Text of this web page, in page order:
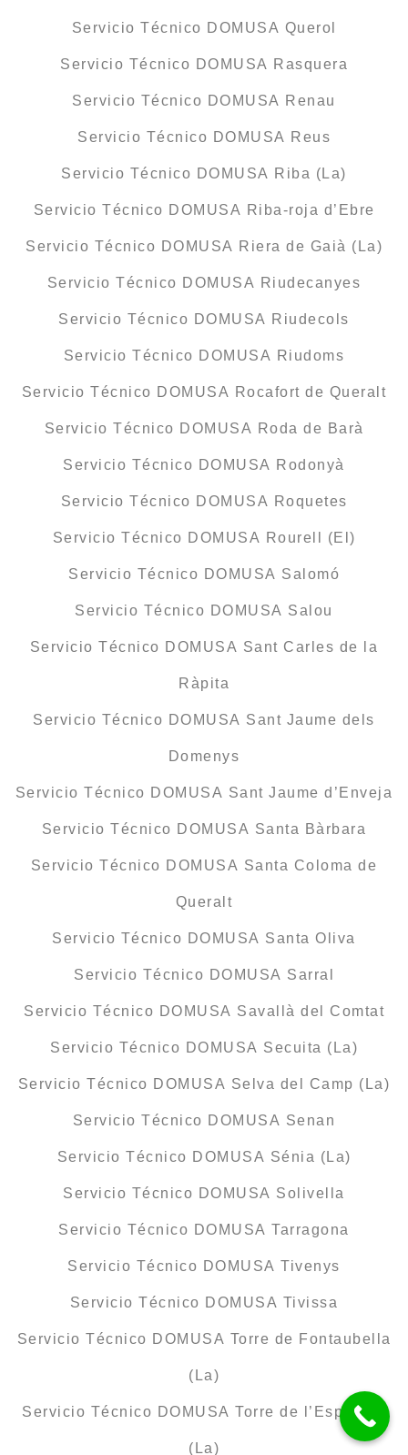
Servicio Técnico DOMUSA Querol
Servicio Técnico DOMUSA Rasquera
Servicio Técnico DOMUSA Renau
Servicio Técnico DOMUSA Reus
Servicio Técnico DOMUSA Riba (La)
Servicio Técnico DOMUSA Riba-roja d’Ebre
Servicio Técnico DOMUSA Riera de Gaià (La)
Servicio Técnico DOMUSA Riudecanyes
Servicio Técnico DOMUSA Riudecols
Servicio Técnico DOMUSA Riudoms
Servicio Técnico DOMUSA Rocafort de Queralt
Servicio Técnico DOMUSA Roda de Barà
Servicio Técnico DOMUSA Rodonyà
Servicio Técnico DOMUSA Roquetes
Servicio Técnico DOMUSA Rourell (El)
Servicio Técnico DOMUSA Salomó
Servicio Técnico DOMUSA Salou
Servicio Técnico DOMUSA Sant Carles de la
Ràpita
Servicio Técnico DOMUSA Sant Jaume dels
Domenys
Servicio Técnico DOMUSA Sant Jaume d’Enveja
Servicio Técnico DOMUSA Santa Bàrbara
Servicio Técnico DOMUSA Santa Coloma de
Queralt
Servicio Técnico DOMUSA Santa Oliva
Servicio Técnico DOMUSA Sarral
Servicio Técnico DOMUSA Savallà del Comtat
Servicio Técnico DOMUSA Secuita (La)
Servicio Técnico DOMUSA Selva del Camp (La)
Servicio Técnico DOMUSA Senan
Servicio Técnico DOMUSA Sénia (La)
Servicio Técnico DOMUSA Solivella
Servicio Técnico DOMUSA Tarragona
Servicio Técnico DOMUSA Tivenys
Servicio Técnico DOMUSA Tivissa
Servicio Técnico DOMUSA Torre de Fontaubella
(La)
Servicio Técnico DOMUSA Torre de l’Espanyol
(La)